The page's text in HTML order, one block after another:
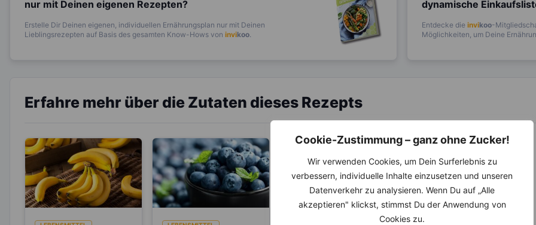
Cookie-Zustimmung – ganz ohne Zucker!
Wir verwenden Cookies, um Dein Surferlebnis zu
verbessern, individuelle Inhalte einzusetzen und unseren
Datenverkehr zu analysieren. Wenn Du auf „Alle
akzeptieren" klickst, stimmst Du der Anwendung von
Cookies zu.
nur mit Deinen eigenen Rezepten?
Erstelle Dir Deinen eigenen, individuellen Ernährungsplan nur mit Deinen
Lieblingsrezepten auf Basis des gesamten Know-Hows von invikoo.
dynamische
Entdecke die invikoo-
Möglichkeiten, um Deine
Erfahre mehr über die Zutaten dieses Rezepts